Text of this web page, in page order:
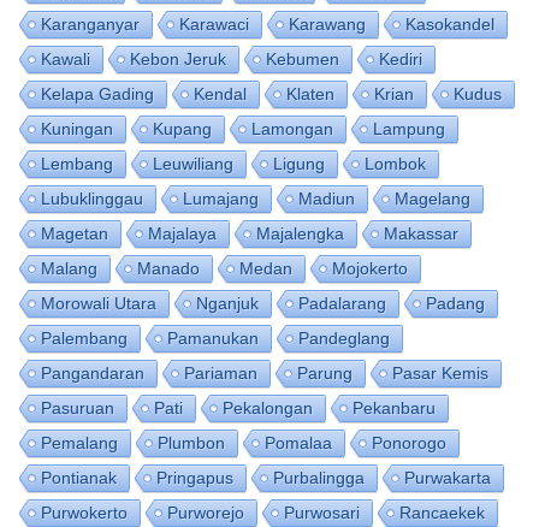
Karanganyar
Karawaci Karawang
Kasokandel
Kawali
Kebon Jeruk Kebumen
Kediri
Kelapa Gading
Kendal Klaten Krian
Kudus
Kuningan
Kupang Lamongan
Lampung
Lembang
Leuwiliang Ligung
Lombok
Lubuklinggau
Lumajang Madiun
Magelang
Magetan
Majalaya Majalengka
Makassar
Malang
Manado Medan
Mojokerto
Morowali Utara
Nganjuk Padalarang
Padang
Palembang
Pamanukan
Pandeglang
Pangandaran
Pariaman Parung
Pasar Kemis
Pasuruan
Pati Pekalongan
Pekanbaru
Pemalang
Plumbon Pomalaa
Ponorogo
Pontianak
Pringapus Purbalingga
Purwakarta
Purwokerto
Purworejo Purwosari
Rancaekek